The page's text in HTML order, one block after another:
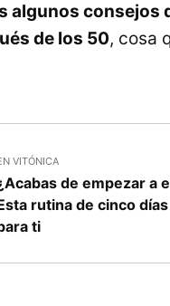
algunos consejos
de los 50, cosa
VITÓNICA
de empezar a
rutina de cinco
ti